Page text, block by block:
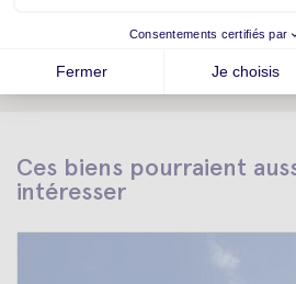
Ces biens pourraient
intéresser